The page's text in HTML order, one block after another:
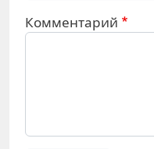
Комментарий